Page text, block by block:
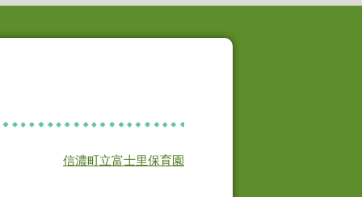
信濃町立富士里保育園